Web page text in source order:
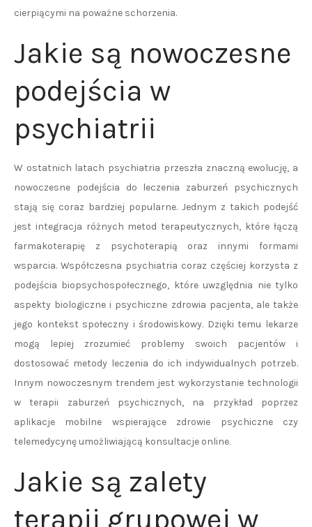
cierpiącymi na poważne schorzenia.
Jakie są nowoczesne
podejścia w
psychiatrii
W ostatnich latach psychiatria przeszła znaczną ewolucję, a
nowoczesne podejścia do leczenia zaburzeń psychicznych
stają się coraz bardziej popularne. Jednym z takich podejść
jest integracja różnych metod terapeutycznych, które łączą
farmakoterapię z psychoterapią oraz innymi formami
wsparcia. Współczesna psychiatria coraz częściej korzysta z
podejścia biopsychospołecznego, które uwzględnia nie tylko
aspekty biologiczne i psychiczne zdrowia pacjenta, ale także
jego kontekst społeczny i środowiskowy. Dzięki temu lekarze
mogą lepiej zrozumieć problemy swoich pacjentów i
dostosować metody leczenia do ich indywidualnych potrzeb.
Innym nowoczesnym trendem jest wykorzystanie technologii
w terapii zaburzeń psychicznych, na przykład poprzez
aplikacje mobilne wspierające zdrowie psychiczne czy
telemedycynę umożliwiającą konsultacje online.
Jakie są zalety
terapii grupowej w